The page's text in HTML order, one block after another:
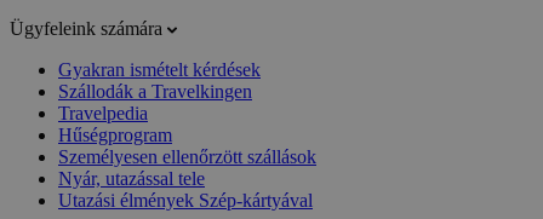
Ügyfeleink számára
Gyakran ismételt kérdések
Szállodák a Travelkingen
Travelpedia
Hűségprogram
Személyesen ellenőrzött szállások
Nyár, utazással tele
Utazási élmények Szép-kártyával